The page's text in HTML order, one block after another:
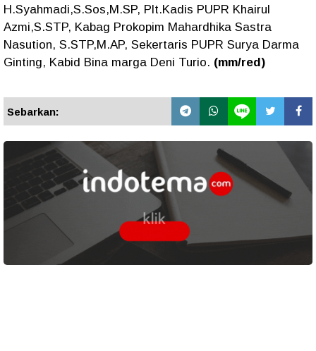
H.Syahmadi,S.Sos,M.SP, Plt.Kadis PUPR Khairul
Azmi,S.STP, Kabag Prokopim Mahardhika Sastra
Nasution, S.STP,M.AP, Sekertaris PUPR Surya Darma
Ginting, Kabid Bina marga Deni Turio. (mm/red)
Sebarkan: